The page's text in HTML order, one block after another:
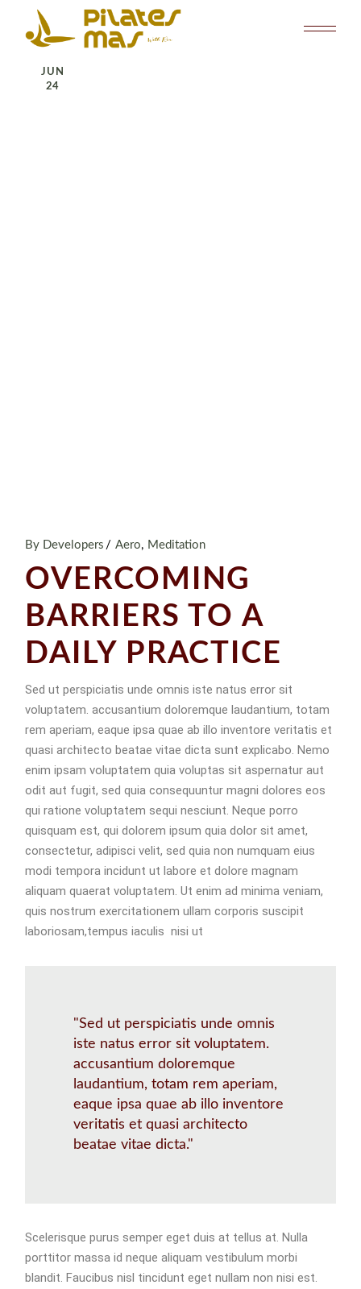
JUN
24
By Developers Aero Meditation
OVERCOMING
BARRIERS TO A
DAILY PRACTICE
Sed ut perspiciatis unde omnis iste natus error sit
voluptatem. accusantium doloremque laudantium, totam
rem aperiam, eaque ipsa quae ab illo inventore veritatis et
quasi architecto beatae vitae dicta sunt explicabo. Nemo
enim ipsam voluptatem quia voluptas sit aspernatur aut
odit aut fugit, sed quia consequuntur magni dolores eos
qui ratione voluptatem sequi nesciunt. Neque porro
quisquam est, qui dolorem ipsum quia dolor sit amet,
consectetur, adipisci velit, sed quia non numquam eius
modi tempora incidunt ut labore et dolore magnam
aliquam quaerat voluptatem. Ut enim ad minima veniam,
quis nostrum exercitationem ullam corporis suscipit
laboriosam,tempus iaculis nisi ut
"Sed ut perspiciatis unde omnis
iste natus error sit voluptatem.
accusantium doloremque
laudantium, totam rem aperiam,
eaque ipsa quae ab illo inventore
veritatis et quasi architecto
beatae vitae dicta."
Scelerisque purus semper eget duis at tellus at. Nulla
porttitor massa id neque aliquam vestibulum morbi
blandit. Faucibus nisl tincidunt eget nullam non nisi est.